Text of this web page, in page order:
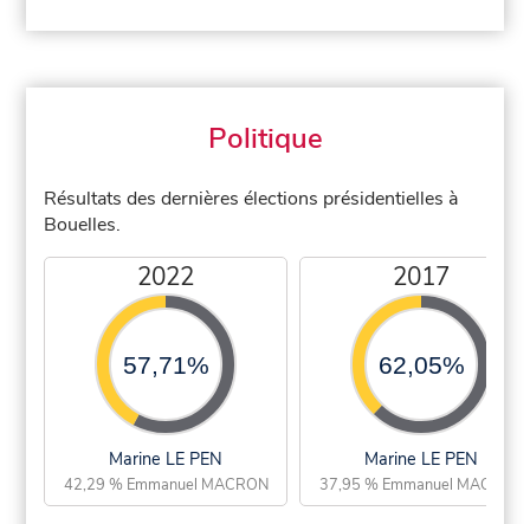
Politique
Résultats des dernières élections présidentielles à
Bouelles.
2022
57,71%
Marine LE PEN
42,29 % Emmanuel MACRON
2017
62,05%
Marine LE PEN
37,95 % Emmanuel MACRON